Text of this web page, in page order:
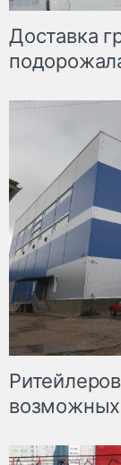
Доставка